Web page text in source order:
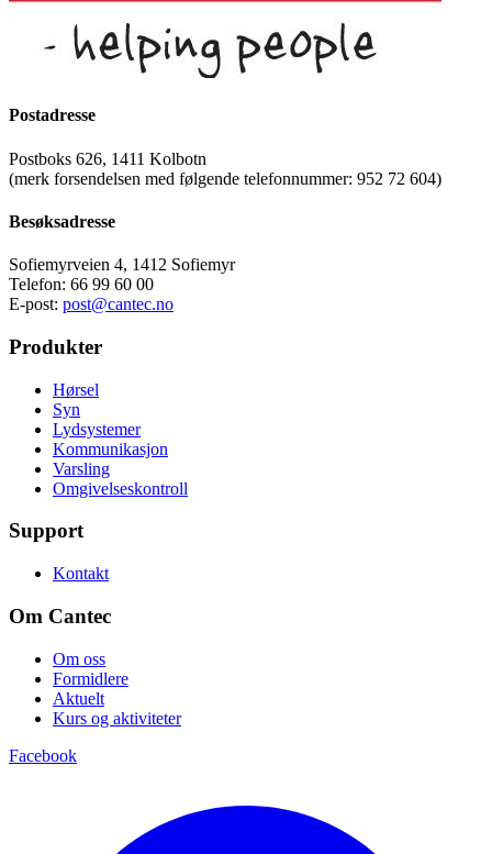
Postadresse
Postboks 626, 1411 Kolbotn
(merk forsendelsen med følgende telefonnummer: 952 72 604)
Besøksadresse
Sofiemyrveien 4, 1412 Sofiemyr
Telefon: 66 99 60 00
E-post: post@cantec.no
Produkter
Hørsel
Syn
Lydsystemer
Kommunikasjon
Varsling
Omgivelseskontroll
Support
Kontakt
Om Cantec
Om oss
Formidlere
Aktuelt
Kurs og aktiviteter
Facebook